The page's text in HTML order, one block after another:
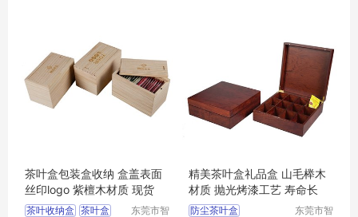
茶叶盒包装盒收纳 盒盖表面
丝印logo 紫檀木材质 现货
茶叶收纳盒 茶叶盒
东莞市智
精美茶叶盒礼品盒 山毛榉木
材质 抛光烤漆工艺 寿命长
防尘茶叶盒
东莞市智